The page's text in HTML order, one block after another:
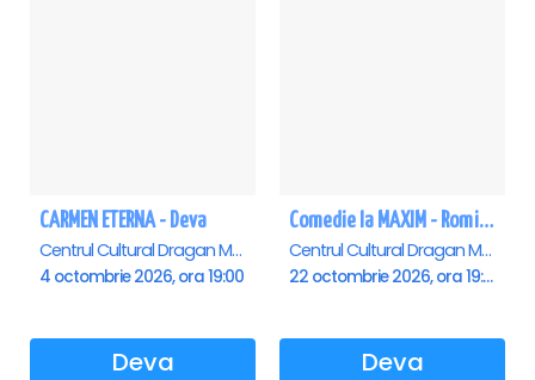
CARMEN ETERNA - Deva
Centrul Cultural Dragan Muntean, Deva
4 octombrie 2026, ora 19:00
Comedie la MAXIM - Romica Tociu si Cornel Palade - Deva
Centrul Cultural Dragan Muntean, Deva
22 octombrie 2026, ora 19:00
Deva Deva